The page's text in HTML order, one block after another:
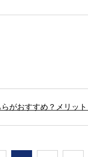
がおすすめ？メリット